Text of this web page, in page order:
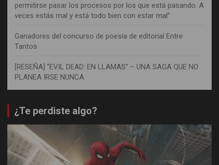
permitirse pasar los procesos por los que está pasando. A
veces estás mal y está todo bien con estar mal”
Ganadores del concurso de poesía de editorial Entre
Tantos
[RESEÑA] “EVIL DEAD: EN LLAMAS” – UNA SAGA QUE NO
PLANEA IRSE NUNCA
¿Te perdiste algo?